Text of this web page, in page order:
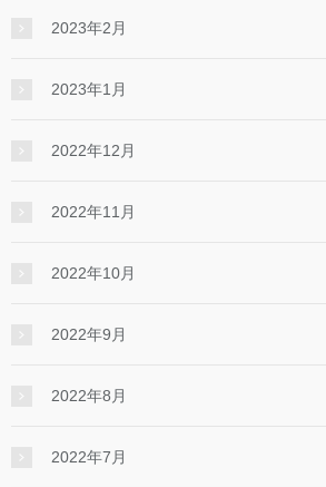
2023年2月
2023年1月
2022年12月
2022年11月
2022年10月
2022年9月
2022年8月
2022年7月